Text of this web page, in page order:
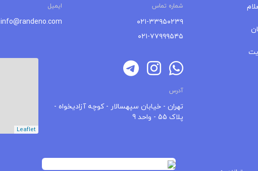
شماره تماس ایمیل
۰۲۱-۳۳۹۵۰۲۳۹
۰۲۱-۷۷۹۹۹۵۴۵
info@randeno.com
آدرس
تهران - خیابان سپهسالار - کوچه آزادیخواه -
پلاک 55 - واحد 9
Leaflet